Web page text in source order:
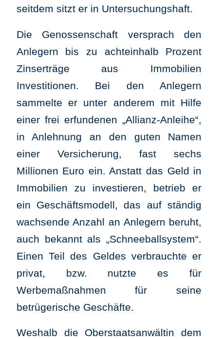
seitdem sitzt er in Untersuchungshaft.
Die Genossenschaft versprach den
Anlegern bis zu achteinhalb Prozent
Zinserträge aus Immobilien
Investitionen. Bei den Anlegern
sammelte er unter anderem mit Hilfe
einer frei erfundenen „Allianz-Anleihe“,
in Anlehnung an den guten Namen
einer Versicherung, fast sechs
Millionen Euro ein. Anstatt das Geld in
Immobilien zu investieren, betrieb er
ein Geschäftsmodell, das auf ständig
wachsende Anzahl an Anlegern beruht,
auch bekannt als „Schneeballsystem“.
Einen Teil des Geldes verbrauchte er
privat, bzw. nutzte es für
Werbemaßnahmen für seine
betrügerische Geschäfte.
Weshalb die Oberstaatsanwältin dem